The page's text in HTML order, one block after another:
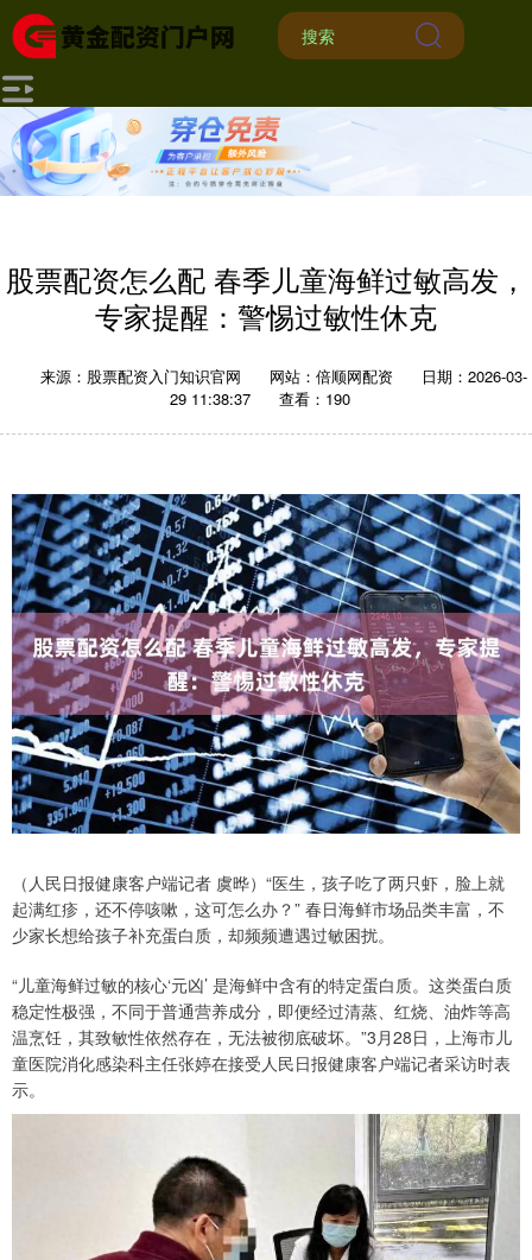
股票配资怎么配 春季儿童海鲜过敏高发，
专家提醒：警惕过敏性休克
来源：股票配资入门知识官网 网站：倍顺网配资
日期：2026-03-
29 11:38:37
查看：190
（人民日报健康客户端记者 虞晔）“医生，孩子吃了两只虾，脸上就
起满红疹，还不停咳嗽，这可怎么办？” 春日海鲜市场品类丰富，不
少家长想给孩子补充蛋白质，却频频遭遇过敏困扰。
“儿童海鲜过敏的核心‘元凶’ 是海鲜中含有的特定蛋白质。这类蛋白质
稳定性极强，不同于普通营养成分，即便经过清蒸、红烧、油炸等高
温烹饪，其致敏性依然存在，无法被彻底破坏。”3月28日，上海市儿
童医院消化感染科主任张婷在接受人民日报健康客户端记者采访时表
示。